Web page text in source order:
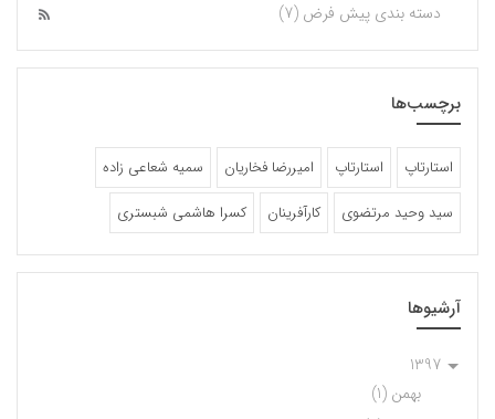
دسته بندی پیش فرض (7)
برچسب‌ها
استارتاپ استارتاپ‌ امیررضا فخاریان
سمیه شعاعی زاده
سید وحید مرتضوی
کارآفرینان کسرا هاشمی شبستری
آرشیوها
1397
بهمن (1)